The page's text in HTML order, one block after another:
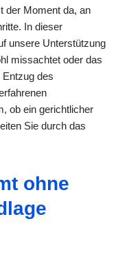
der Moment da, an
In dieser
unsere Unterstützung
missachtet oder das
des
ob ein gerichtlicher
Sie durch das
ohne